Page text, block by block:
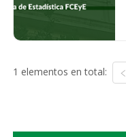
1 elementos en total: